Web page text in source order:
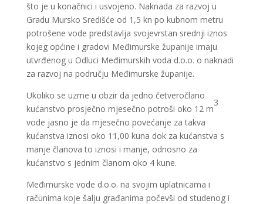
što je u konačnici i usvojeno. Naknada za razvoj u
Gradu Mursko Središće od 1,5 kn po kubnom metru
potrošene vode predstavlja svojevrstan srednji iznos
kojeg općine i gradovi Međimurske županije imaju
utvrđenog u Odluci Međimurskih voda d.o.o. o naknadi
za razvoj na području Međimurske županije.
Ukoliko se uzme u obzir da jedno četveročlano
kućanstvo prosječno mjesečno potroši oko 12 m
3
vode jasno je da mjesečno povećanje za takva
kućanstva iznosi oko 11,00 kuna dok za kućanstva s
manje članova to iznosi i manje, odnosno za
kućanstvo s jednim članom oko 4 kune.
Međimurske vode d.o.o. na svojim uplatnicama i
računima koje šalju građanima počevši od studenog i